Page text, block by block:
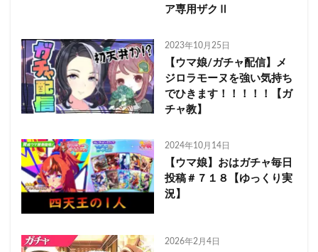
ア専用ザクⅡ
2023年10月25日
【ウマ娘/ガチャ配信】メ
ジロラモーヌを強い気持ち
でひきます！！！！！【ガ
チャ教】
2024年10月14日
【ウマ娘】おはガチャ毎日
投稿＃７１８【ゆっくり実
況】
2026年2月4日